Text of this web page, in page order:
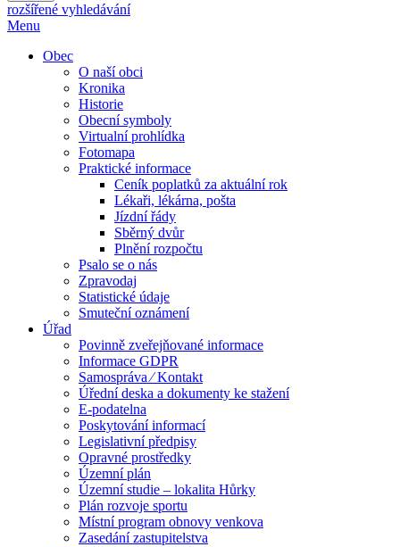
rozšířené vyhledávání
Menu
Obec
O naší obci
Kronika
Historie
Obecní symboly
Virtualní prohlídka
Fotomapa
Praktické informace
Ceník poplatků za aktuální rok
Lékaři, lékárna, pošta
Jízdní řády
Sběrný dvůr
Plnění rozpočtu
Psalo se o nás
Zpravodaj
Statistické údaje
Smuteční oznámení
Úřad
Povinně zveřejňované informace
Informace GDPR
Samospráva ⁄ Kontakt
Úřední deska a dokumenty ke stažení
E-podatelna
Poskytování informací
Legislativní předpisy
Opravné prostředky
Územní plán
Územní studie – lokalita Hůrky
Plán rozvoje sportu
Místní program obnovy venkova
Zasedání zastupitelstva